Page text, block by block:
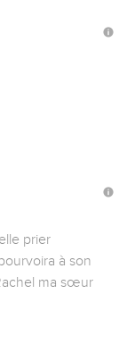
prier
à son
ma sœur